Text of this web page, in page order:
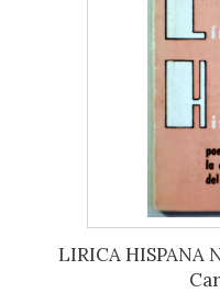
LIRICA HISPANA